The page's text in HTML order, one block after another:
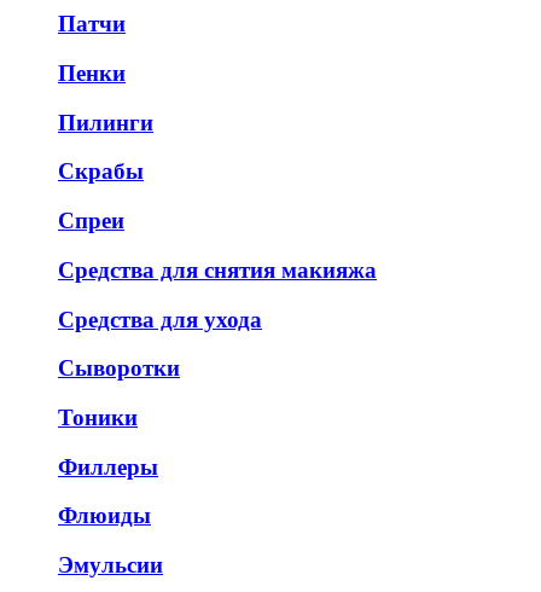
Патчи
Пенки
Пилинги
Скрабы
Спреи
Средства для снятия макияжа
Средства для ухода
Сыворотки
Тоники
Филлеры
Флюиды
Эмульсии